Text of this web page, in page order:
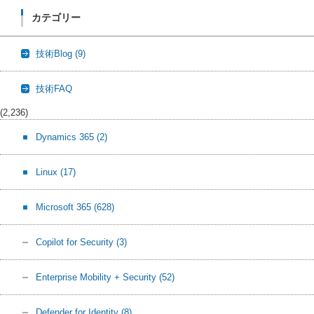
カテゴリー
技術Blog (9)
技術FAQ
(2,236)
Dynamics 365 (2)
Linux (17)
Microsoft 365 (628)
Copilot for Security (3)
Enterprise Mobility + Security (52)